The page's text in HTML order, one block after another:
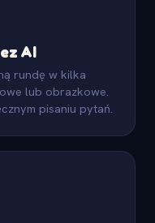
AI
rundę w kilka
lub obrazkowe.
pisaniu pytań.